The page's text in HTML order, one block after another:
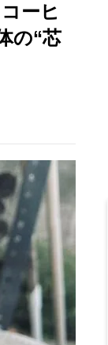
ーヒ
の“芯